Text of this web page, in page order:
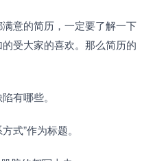
意的简历，一定要了解一下
受大家的喜欢。那么简历的
有哪些。
式”作为标题。